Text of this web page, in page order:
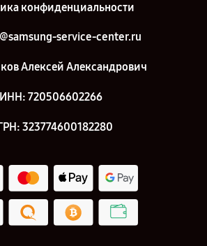
конфиденциальности
service-center.ru
Алексей Александрович
ИНН: 720506602266
323774600182280